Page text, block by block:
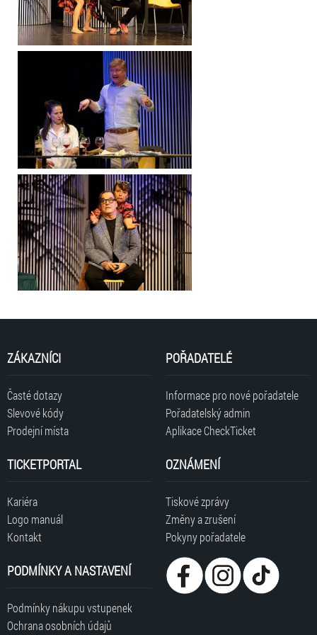
ZÁKAZNÍCI
Časté dotazy
Slevové kódy
Prodejní místa
POŘADATELÉ
Informace pro nové pořadatele
Pořadatelský admin
Aplikace CheckTicket
TICKETPORTAL
Kariéra
Logo manuál
Kontakt
OZNÁMENÍ
Tiskové zprávy
Změny a zrušení
Pokyny pořadatele
PODMÍNKY A NASTAVENÍ
Podmínky nákupu vstupenek
Ochrana osobních údajů